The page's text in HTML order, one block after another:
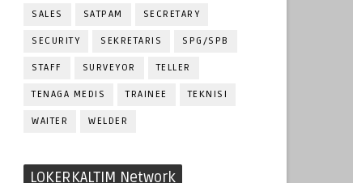
SALES SATPAM SECRETARY
SECURITY SEKRETARIS SPG/SPB
STAFF SURVEYOR TELLER
TENAGA MEDIS TRAINEE TEKNISI
WAITER WELDER
LOKERKALTIM Network